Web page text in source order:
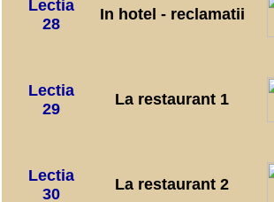
Lectia
28
In hotel - reclamatii
Lectia
29
La restaurant 1
Lectia
30
La restaurant 2